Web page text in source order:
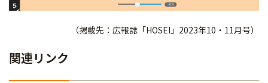
（掲載先：広報誌「HOSEI」2023年10・11月号）
関連リンク